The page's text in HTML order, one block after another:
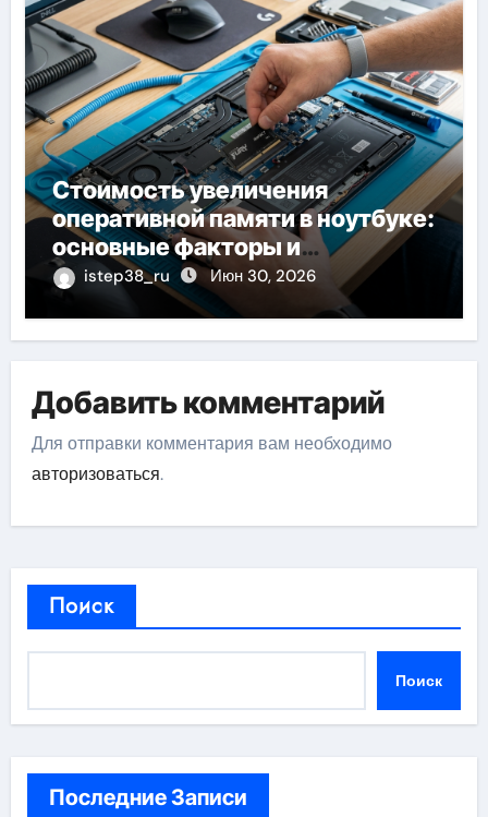
Стоимость увеличения
оперативной памяти в ноутбуке:
основные факторы и
ориентиры
istep38_ru Июн 30, 2026
Добавить комментарий
Для отправки комментария вам необходимо
авторизоваться.
Поиск
Поиск
Последние Записи